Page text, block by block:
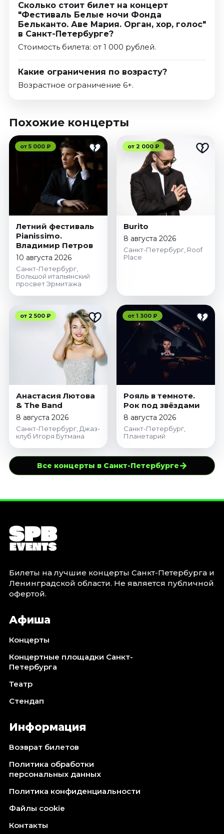
Сколько стоит билет на концерт
"Фестиваль Белые ночи Фонда
Бельканто. Аве Мария. Орган, хор, голос"
в Санкт-Петербурге?
Стоимость билета: от 1 000 рублей.
Какие ограничения по возрасту?
Возрастное ограничение 6+.
Похожие концерты
от 5 000 ₽
Летний фестиваль
Pianissimo.
Владимир Петров
10 августа 2026
Санкт-Петербург,
Большой итальянский
просвет Эрмитажа
от 2 000 ₽
Burito
8 августа 2026
Санкт-Петербург, Roof
Place
от 2 500 ₽
Анастасия Лютова
& The Band
8 августа 2026
Санкт-Петербург, Джаз-
клуб Игоря Бутмана
от 1 300 ₽
Рояль в темноте.
Рок под звёздами
8 августа 2026
Санкт-Петербург,
Планетарий
Все концерты в Санкт-Петербурге→
Билеты на лучшие концерты Санкт-Петербурга и
Ленинградской области. Не является публичной
офертой.
Афиша
Концерты
Концертные площадки Санкт-
Петербурга
Театр
Стендап
Информация
Возврат билетов
Политика обработки
персональных данных
Политика конфиденциальности
Файлы cookie
Контакты